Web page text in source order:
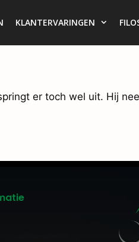
KLANTERVARINGEN
er toch wel uit. Hij